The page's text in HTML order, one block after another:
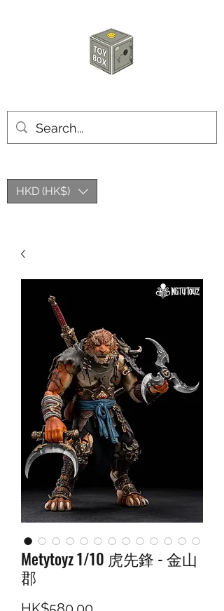
HKD (HK$)
Metytoyz 1/10 虎先鋒 - 金山
郡
價格